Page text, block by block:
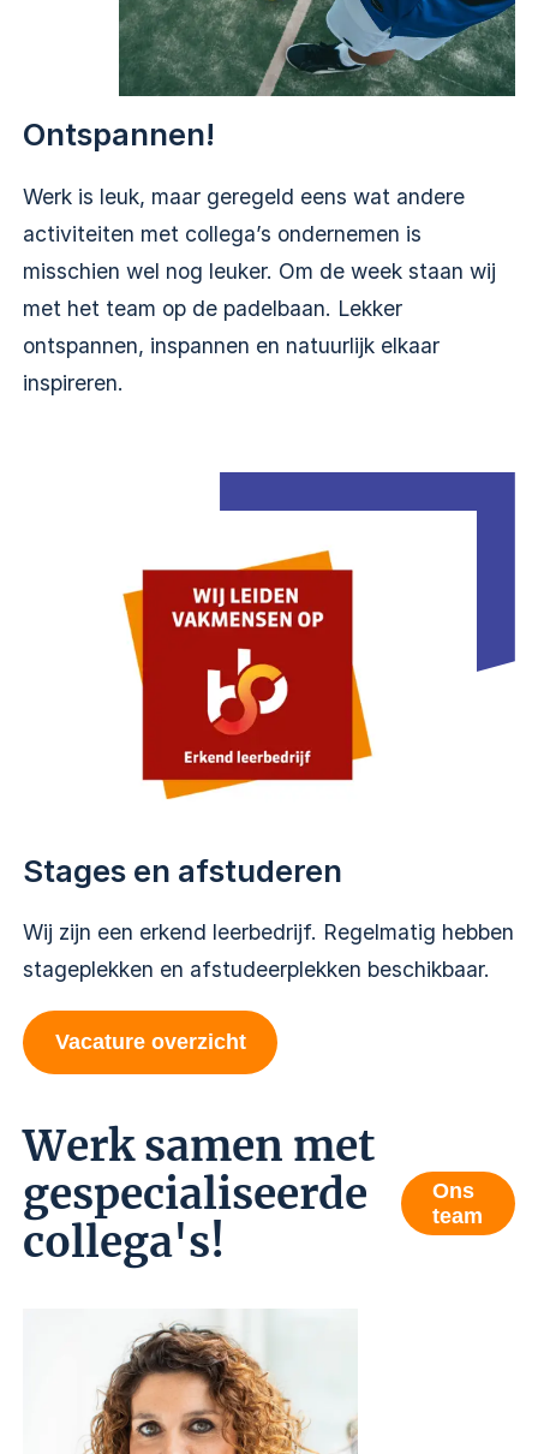
Ontspannen!
Werk is leuk, maar geregeld eens wat andere
activiteiten met collega’s ondernemen is
misschien wel nog leuker. Om de week staan wij
met het team op de padelbaan. Lekker
ontspannen, inspannen en natuurlijk elkaar
inspireren.
Stages en afstuderen
Wij zijn een erkend leerbedrijf. Regelmatig hebben
stageplekken en afstudeerplekken beschikbaar.
Vacature overzicht
Werk samen met
gespecialiseerde
collega's!
Ons
team